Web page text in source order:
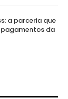
a parceria que
da